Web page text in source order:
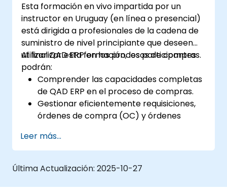
Esta formación en vivo impartida por un
instructor en Uruguay (en línea o presencial)
está dirigida a profesionales de la cadena de
suministro de nivel principiante que deseen
utilizar QAD ERP en los procesos de compras.
Al finalizar esta formación, los participantes
podrán:
Comprender las capacidades completas
de QAD ERP en el proceso de compras.
Gestionar eficientemente requisiciones,
órdenes de compra (OC) y órdenes
Optimizar el control de inventarios y
gestionar eficazmente las relaciones con
los proveedores.
con la recepción de OC, gastos, plazos de
Leer más...
Última Actualización: 2025-10-27